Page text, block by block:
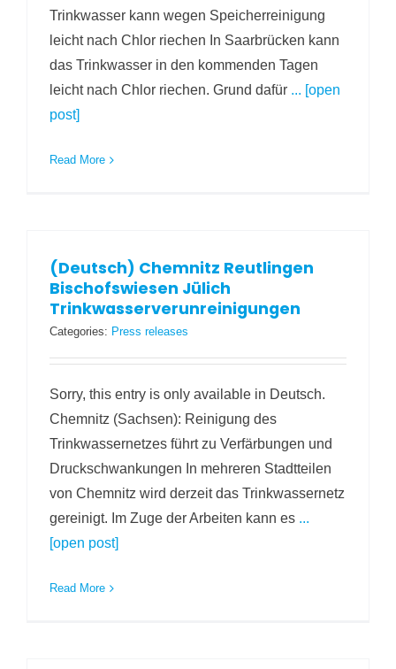
Trinkwasser kann wegen Speicherreinigung
leicht nach Chlor riechen In Saarbrücken kann
das Trinkwasser in den kommenden Tagen
leicht nach Chlor riechen. Grund dafür ... [open
post]
Read More
(Deutsch) Chemnitz Reutlingen
Bischofswiesen Jülich
Trinkwasserverunreinigungen
Categories: Press releases
Sorry, this entry is only available in Deutsch.
Chemnitz (Sachsen): Reinigung des
Trinkwassernetzes führt zu Verfärbungen und
Druckschwankungen In mehreren Stadtteilen
von Chemnitz wird derzeit das Trinkwassernetz
gereinigt. Im Zuge der Arbeiten kann es ...
[open post]
Read More